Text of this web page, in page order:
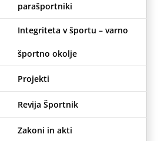
parašportniki
Integriteta v športu – varno
športno okolje
Projekti
Revija Športnik
Zakoni in akti